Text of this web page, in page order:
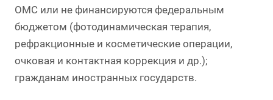
ОМС или не финансируются федеральным
бюджетом (фотодинамическая терапия,
рефракционные и косметические операции,
очковая и контактная коррекция и др.);
гражданам иностранных государств.